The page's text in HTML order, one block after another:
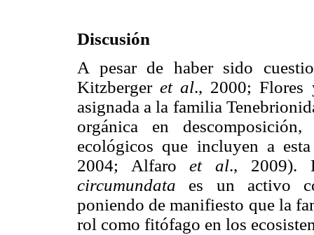
Discusión
A pesar de haber sido
Kitzbergeret al., 2000; Flores
asignada a la familia
orgánica en
ecológicos que incluyen a
2004; Alfaro et al., 2009).
circumundata es un activo
poniendo de manifiesto que la
rol como fitófago en los